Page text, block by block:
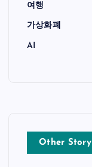
여행
가상화폐
AI
Other Story